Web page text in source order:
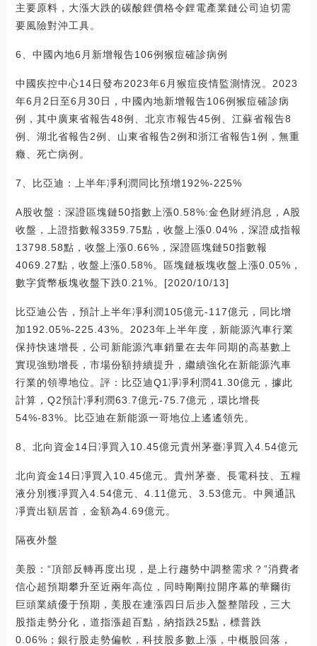
主要原料，大漲大跌的碳酸鋰價格令鋰電產業鏈公司迫切需
要風險對沖工具。
6、中國內地6月新增報告106例猴痘確診病例
中國疾控中心14日發布2023年6月猴痘疫情監測情況。2023
年6月2日至6月30日，中國內地新增報告106例猴痘確診病
例，其中廣東省報告48例、北京市報告45例、江蘇省報告8
例、湖北省報告2例、山東省報告2例和浙江省報告1例，無重
癥、死亡病例。
7、比亞迪：上半年凈利潤同比預增192%-225%
A股收盤：深證區塊鏈50指數上漲0.58%:金色財經消息，A股
收盤，上證指數報3359.75點，收盤上漲0.04%，深證成指報
13798.58點，收盤上漲0.66%，深證區塊鏈50指數報
4069.27點，收盤上漲0.58%。區塊鏈板塊收盤上漲0.05%，
數字貨幣板塊收盤下跌0.21%。[2020/10/13]
比亞迪公告，預計上半年凈利潤105億元-117億元，同比增
加192.05%-225.43%。2023年上半年度，新能源汽車行業
保持快速增長，公司新能源汽車銷量在去年同期的高基數上
實現強勁增長，市場份額持續提升，繼續強化在新能源汽車
行業的領導地位。評：比亞迪Q1凈凈利潤41.30億元，據此
計算，Q2預計凈利潤63.7億元-75.7億元，環比增長
54%-83%。比亞迪在新能源一哥地位上遙遙領先。
8、北向資金14日凈買入10.45億元貴州茅臺凈買入4.54億元
北向資金14日凈買入10.45億元。貴州茅臺、長電科技、五糧
液分別獲凈買入4.54億元、4.11億元、3.53億元。中興通訊
凈賣出額居首，金額為4.69億元。
隔夜外盤
美股：“頂部反轉再度出現，是上行趨勢中調整需求？”消費者
信心超預期攀升至近兩年高位，同時剛剛拉開序幕的華爾街
巨頭業績優于預期，美股在連漲四日后步入盤整階段，三大
股指走勢分化，道指漲超百點，納指跌25點，標普跌
0.06%；銀行股走勢偏軟，科技股多數上漲，中概股回落，